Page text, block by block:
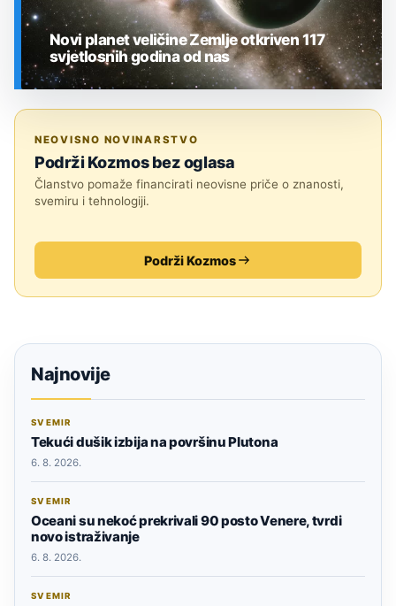
Novi planet veličine Zemlje otkriven 117
svjetlosnih godina od nas
NEOVISNO NOVINARSTVO
Podrži Kozmos bez oglasa
Članstvo pomaže financirati neovisne priče o znanosti,
svemiru i tehnologiji.
Podrži Kozmos
Najnovije
SVEMIR
Tekući dušik izbija na površinu Plutona
6. 8. 2026.
SVEMIR
Oceani su nekoć prekrivali 90 posto Venere, tvrdi
novo istraživanje
6. 8. 2026.
SVEMIR